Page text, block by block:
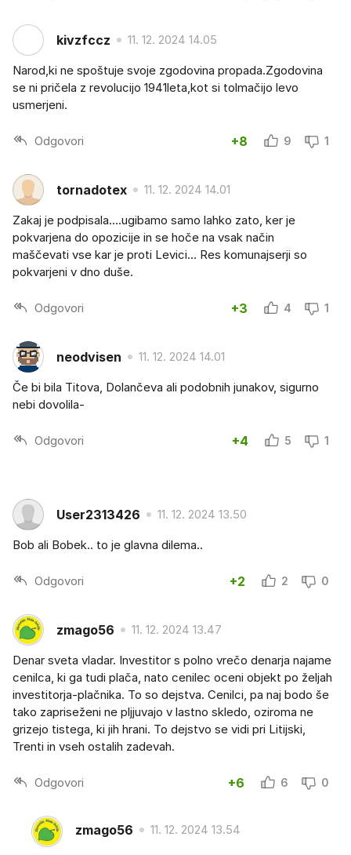
kivzfccz 11. 12. 2024 14.05
Narod,ki ne spoštuje svoje zgodovina propada.Zgodovina
se ni pričela z revolucijo 1941leta,kot si tolmačijo levo
usmerjeni.
Odgovori +8 9 1
tornadotex 11. 12. 2024 14.01
Zakaj je podpisala....ugibamo samo lahko zato, ker je
pokvarjena do opozicije in se hoče na vsak način
maščevati vse kar je proti Levici... Res komunajserji so
pokvarjeni v dno duše.
Odgovori +3 4 1
neodvisen 11. 12. 2024 14.01
Če bi bila Titova, Dolančeva ali podobnih junakov, sigurno
nebi dovolila-
Odgovori +4 5 1
User2313426 11. 12. 2024 13.50
Bob ali Bobek.. to je glavna dilema..
Odgovori +2 2 0
zmago56 11. 12. 2024 13.47
Denar sveta vladar. Investitor s polno vrečo denarja najame
cenilca, ki ga tudi plača, nato cenilec oceni objekt po željah
investitorja-plačnika. To so dejstva. Cenilci, pa naj bodo še
tako zapriseženi ne pljjuvajo v lastno skledo, oziroma ne
grizejo tistega, ki jih hrani. To dejstvo se vidi pri Litijski,
Trenti in vseh ostalih zadevah.
Odgovori +6 6 0
zmago56 11. 12. 2024 13.54